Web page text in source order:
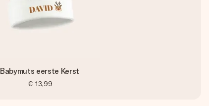
Babymuts eerste Kerst
€ 13,99